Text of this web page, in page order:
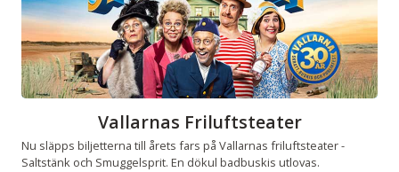
Vallarnas Friluftsteater
Nu släpps biljetterna till årets fars på Vallarnas friluftsteater -
Saltstänk och Smuggelsprit. En dökul badbuskis utlovas.